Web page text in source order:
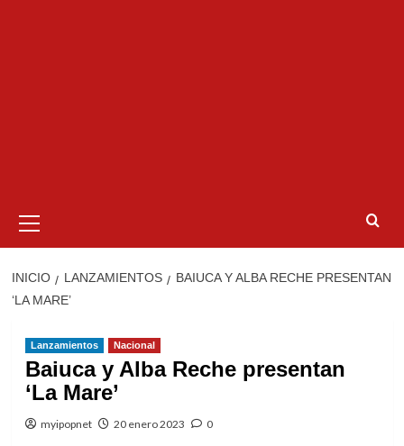
primario
INICIO LANZAMIENTOS
BAIUCA Y ALBA RECHE PRESENTAN
‘LA MARE’
Lanzamientos Nacional
Baiuca y Alba Reche presentan
‘La Mare’
myipopnet 20 enero 2023 0